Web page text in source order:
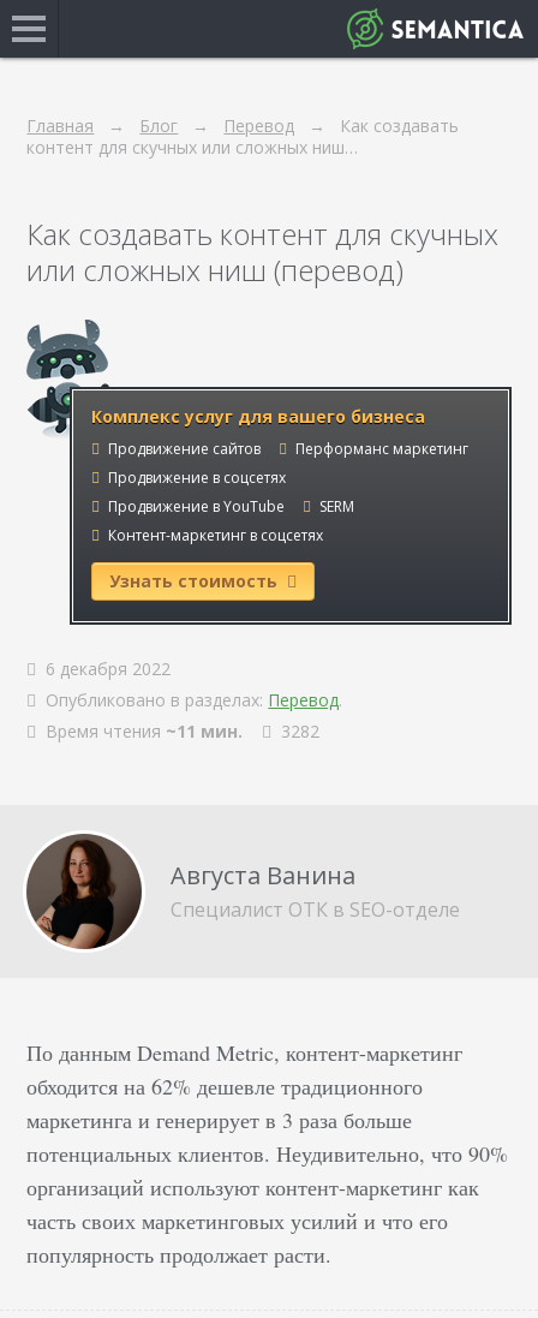
Главная Блог Перевод
Как создавать
контент для скучных или сложных ниш…
Как создавать контент для скучных
или сложных ниш (перевод)
Комплекс услуг для вашего бизнеса
Продвижение сайтов
Перформанс маркетинг
Продвижение в соцсетях
Продвижение в YouTube
SERM
Контент-маркетинг в соцсетях
Узнать стоимость
6 декабря 2022
Опубликовано в разделах: Перевод.
Время чтения ~11 мин. 3282
Августа Ванина
Специалист ОТК в SEO-отделе
По данным Demand Metric, контент-маркетинг
обходится на 62% дешевле традиционного
маркетинга и генерирует в 3 раза больше
потенциальных клиентов. Неудивительно, что 90%
организаций используют контент-маркетинг как
часть своих маркетинговых усилий и что его
популярность продолжает расти.